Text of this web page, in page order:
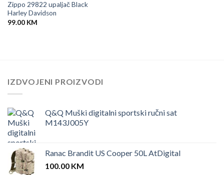
Zippo 29822 upaljač Black
Harley Davidson
99.00 KM
IZDVOJENI PROIZVODI
Q&Q Muški digitalni sportski ručni sat
M143J005Y
Ranac Brandit US Cooper 50L AtDigital
100.00 KM